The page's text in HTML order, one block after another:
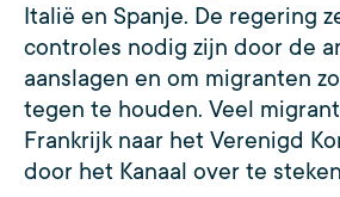
Italië en Spanje. De regering
controles nodig zijn door de
aanslagen en om migranten
tegen te houden. Veel
Frankrijk naar het Verenigd
door het Kanaal over te